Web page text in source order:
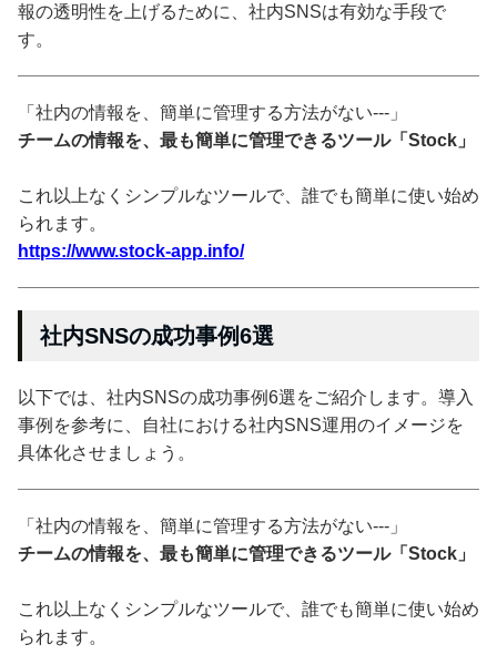
報の透明性を上げるために、社内SNSは有効な手段で
す。
「社内の情報を、簡単に管理する方法がない---」
チームの情報を、最も簡単に管理できるツール「Stock」
これ以上なくシンプルなツールで、誰でも簡単に使い始め
られます。
https://www.stock-app.info/
社内SNSの成功事例6選
以下では、社内SNSの成功事例6選をご紹介します。導入
事例を参考に、自社における社内SNS運用のイメージを
具体化させましょう。
「社内の情報を、簡単に管理する方法がない---」
チームの情報を、最も簡単に管理できるツール「Stock」
これ以上なくシンプルなツールで、誰でも簡単に使い始め
られます。